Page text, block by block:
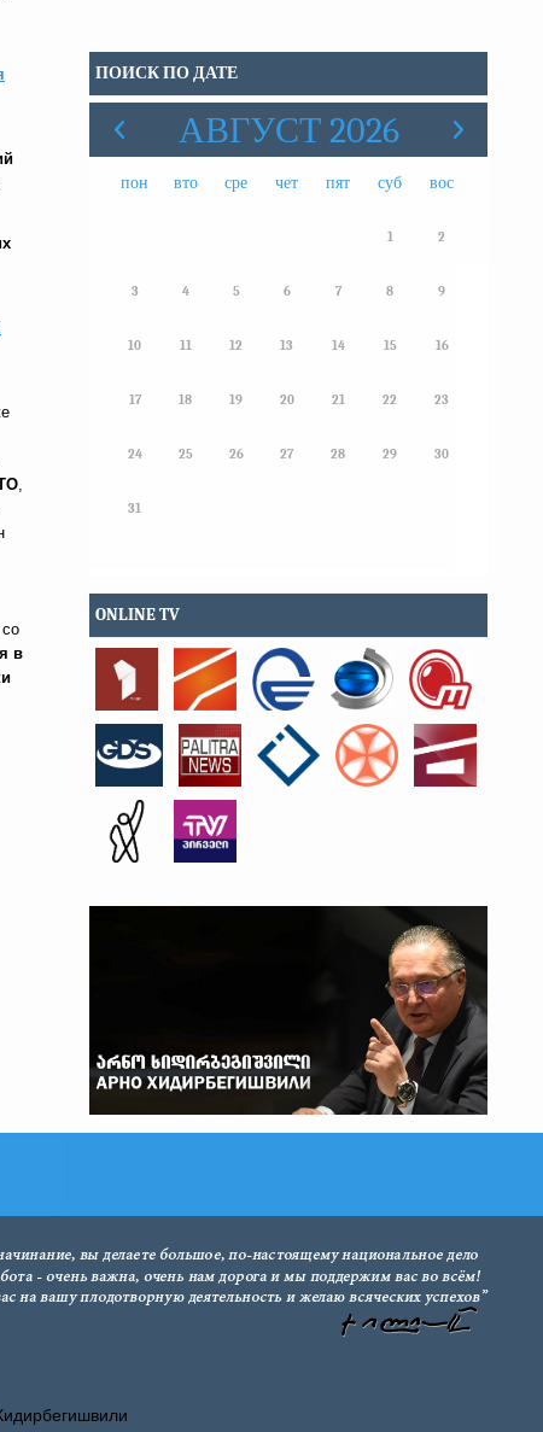
,
со
в
ПОИСК ПО ДАТЕ
АВГУСТ 2026
пон вто сре чет пят суб вос
1 2
3 4 5 6 7 8 9
10 11 12 13 14 15 16
17 18 19 20 21 22 23
24 25 26 27 28 29 30
31
ONLINE TV